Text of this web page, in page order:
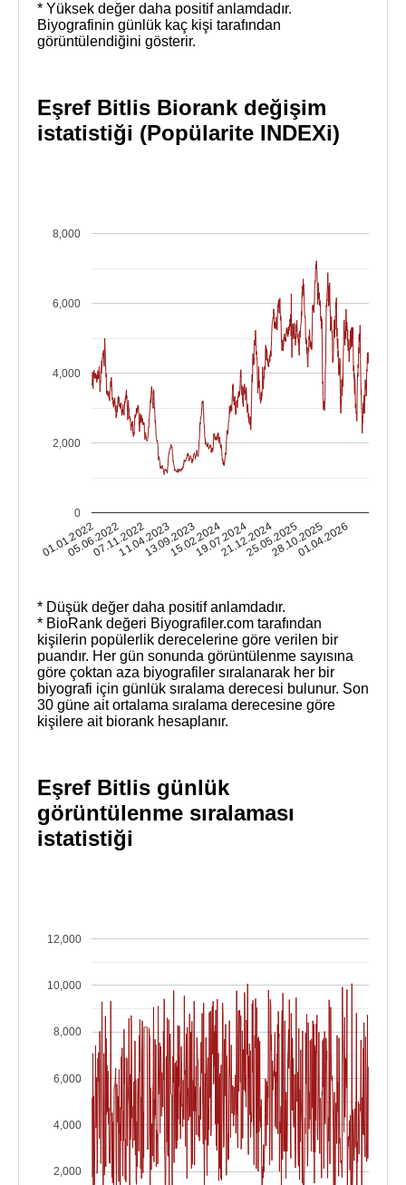
* Yüksek değer daha positif anlamdadır.
Biyografinin günlük kaç kişi tarafından
görüntülendiğini gösterir.
Eşref Bitlis Biorank değişim
istatistiği (Popülarite INDEXi)
01.01.2022
05.06.2022
07.11.2022
11.04.2023
13.09.2023
15.02.2024
19.07.2024
21.12.2024
25.05.2025
28.10.2025
01.04.2026
0
2,000
4,000
6,000
8,000
* Düşük değer daha positif anlamdadır.
* BioRank değeri Biyografiler.com tarafından
kişilerin popülerlik derecelerine göre verilen bir
puandır. Her gün sonunda görüntülenme sayısına
göre çoktan aza biyografiler sıralanarak her bir
biyografi için günlük sıralama derecesi bulunur. Son
30 güne ait ortalama sıralama derecesine göre
kişilere ait biorank hesaplanır.
Eşref Bitlis günlük
görüntülenme sıralaması
istatistiği
2,000
4,000
6,000
8,000
10,000
12,000